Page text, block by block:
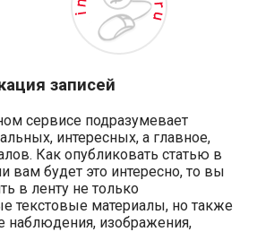
записей
сервисе подразумевает
интересных, а главное,
Как опубликовать статью в
вам будет это интересно, то вы
в ленту не только
текстовые материалы, но также
наблюдения, изображения,